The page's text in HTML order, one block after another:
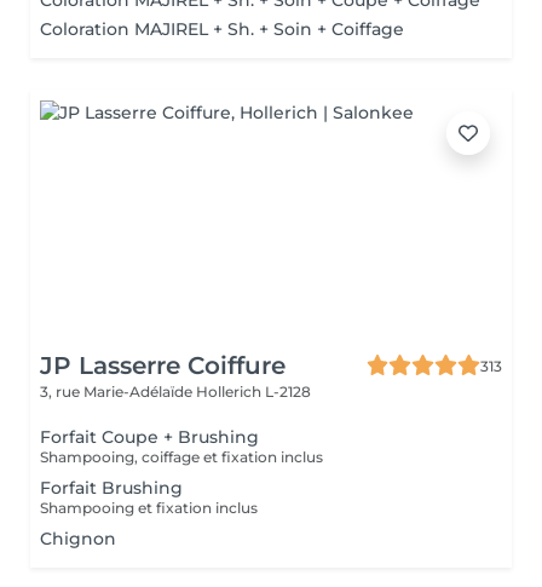
Coloration MAJIREL + Sh. + Soin + Coiffage
JP Lasserre Coiffure
313
3, rue Marie-Adélaïde Hollerich L-2128
Forfait Coupe + Brushing
Shampooing, coiffage et fixation inclus
Forfait Brushing
Shampooing et fixation inclus
Chignon